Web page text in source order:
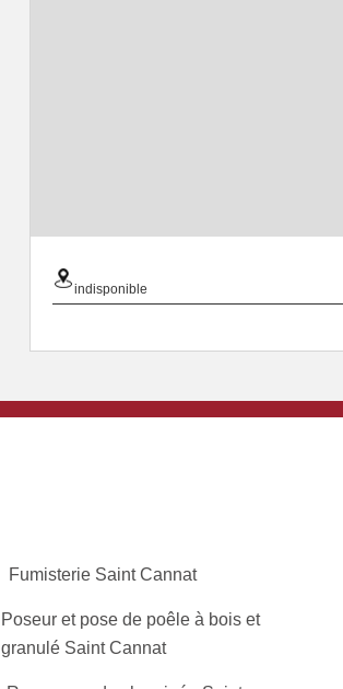
indisponible
Fumisterie Saint Cannat
Poseur et pose de poêle à bois et
granulé Saint Cannat